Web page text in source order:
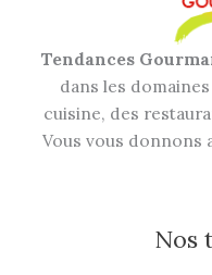
Tendances
dans les
cuisine, des
Vous vous donnons
Nos